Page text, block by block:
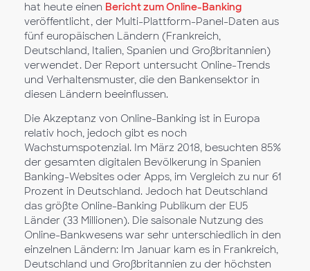
hat heute einen Bericht zum Online-Banking
veröffentlicht, der Multi-Plattform-Panel-Daten aus
fünf europäischen Ländern (Frankreich,
Deutschland, Italien, Spanien und Großbritannien)
verwendet. Der Report untersucht Online-Trends
und Verhaltensmuster, die den Bankensektor in
diesen Ländern beeinflussen.
Die Akzeptanz von Online-Banking ist in Europa
relativ hoch, jedoch gibt es noch
Wachstumspotenzial. Im März 2018, besuchten 85%
der gesamten digitalen Bevölkerung in Spanien
Banking-Websites oder Apps, im Vergleich zu nur 61
Prozent in Deutschland. Jedoch hat Deutschland
das größte Online-Banking Publikum der EU5
Länder (33 Millionen). Die saisonale Nutzung des
Online-Bankwesens war sehr unterschiedlich in den
einzelnen Ländern: Im Januar kam es in Frankreich,
Deutschland und Großbritannien zu der höchsten